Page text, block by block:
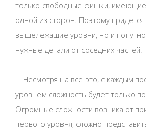
только свободные фишки, имеющие
одной из сторон. Поэтому
вышележащие уровни, но и
нужные детали от соседних частей.
Несмотря на все это, с каждым
уровнем сложность будет только
Огромные сложности возникают
первого уровня, сложно